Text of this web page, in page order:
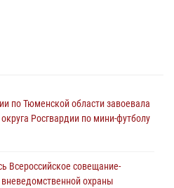
по Тюменской области завоевала
Росгвардии по мини-футболу
Всероссийское совещание-
охраны